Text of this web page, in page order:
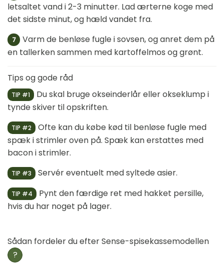
letsaltet vand i 2-3 minutter. Lad ærterne koge med
det sidste minut, og hæld vandet fra.
7
Varm de benløse fugle i sovsen, og anret dem på
en tallerken sammen med kartoffelmos og grønt.
Tips og gode råd
TIP #1
Du skal bruge okseinderlår eller okseklump i
tynde skiver til opskriften.
TIP #2
Ofte kan du købe kød til benløse fugle med
spæk i strimler oven på. Spæk kan erstattes med
bacon i strimler.
TIP #3 Servér eventuelt med syltede asier.
TIP #4
Pynt den færdige ret med hakket persille,
hvis du har noget på lager.
Sådan fordeler du efter Sense-spisekassemodellen
?